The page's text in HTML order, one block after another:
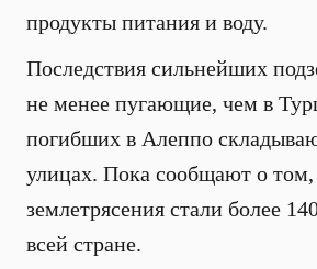
продукты питания и воду.
Последствия сильнейших
не менее пугающие, чем в
погибших в Алеппо
улицах. Пока сообщают о
землетрясения стали более
всей стране.